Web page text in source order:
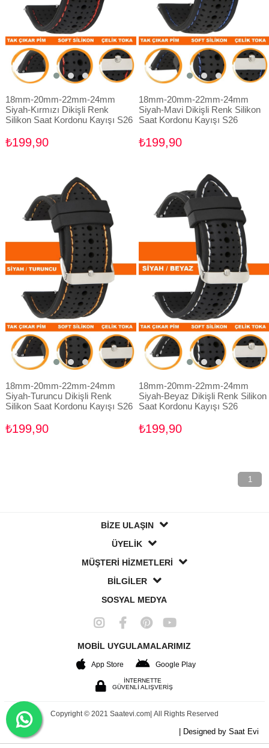
18mm-20mm-22mm-24mm
Siyah-Kırmızı Dikişli Renk
Silikon Saat Kordonu Kayışı S26
₺199,90
18mm-20mm-22mm-24mm
Siyah-Mavi Dikişli Renk Silikon
Saat Kordonu Kayışı S26
₺199,90
18mm-20mm-22mm-24mm
Siyah-Turuncu Dikişli Renk
Silikon Saat Kordonu Kayışı S26
₺199,90
18mm-20mm-22mm-24mm
Siyah-Beyaz Dikişli Renk Silikon
Saat Kordonu Kayışı S26
₺199,90
1
BİZE ULAŞIN
ÜYELİK
MÜŞTERİ HİZMETLERİ
BİLGİLER
SOSYAL MEDYA
MOBİL UYGULAMALARIMIZ
App Store Google Play
İNTERNETTE
GÜVENLİ ALIŞVERİŞ
Copyright © 2021 Saatevi.com| All Rights Reserved
| Designed by Saat Evi